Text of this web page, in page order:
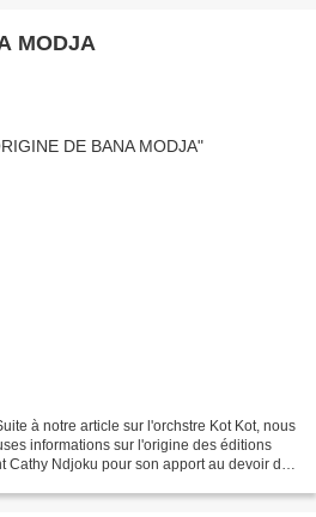
MODJA
à notre article sur l'orchstre Kot Kot, nous
informations sur l'origine des éditions
Cathy Ndjoku pour son apport au devoir de